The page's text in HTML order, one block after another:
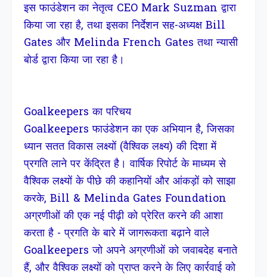
इस फाउंडेशन का नेतृत्व CEO Mark Suzman द्वारा
किया जा रहा है, तथा इसका निर्देशन सह-अध्यक्ष Bill
Gates और Melinda French Gates तथा न्यासी
बोर्ड द्वारा किया जा रहा है।
Goalkeepers का परिचय
Goalkeepers फाउंडेशन का एक अभियान है, जिसका
ध्यान सतत विकास लक्ष्यों (वैश्विक लक्ष्य) की दिशा में
प्रगति लाने पर केंद्रित है। वार्षिक रिपोर्ट के माध्यम से
वैश्विक लक्ष्यों के पीछे की कहानियों और आंकड़ों को साझा
करके, Bill & Melinda Gates Foundation
अग्रणीओं की एक नई पीढ़ी को प्रेरित करने की आशा
करता है - प्रगति के बारे में जागरूकता बढ़ाने वाले
Goalkeepers जो अपने अग्रणीओं को जवाबदेह बनाते
हैं, और वैश्विक लक्ष्यों को प्राप्त करने के लिए कार्रवाई को